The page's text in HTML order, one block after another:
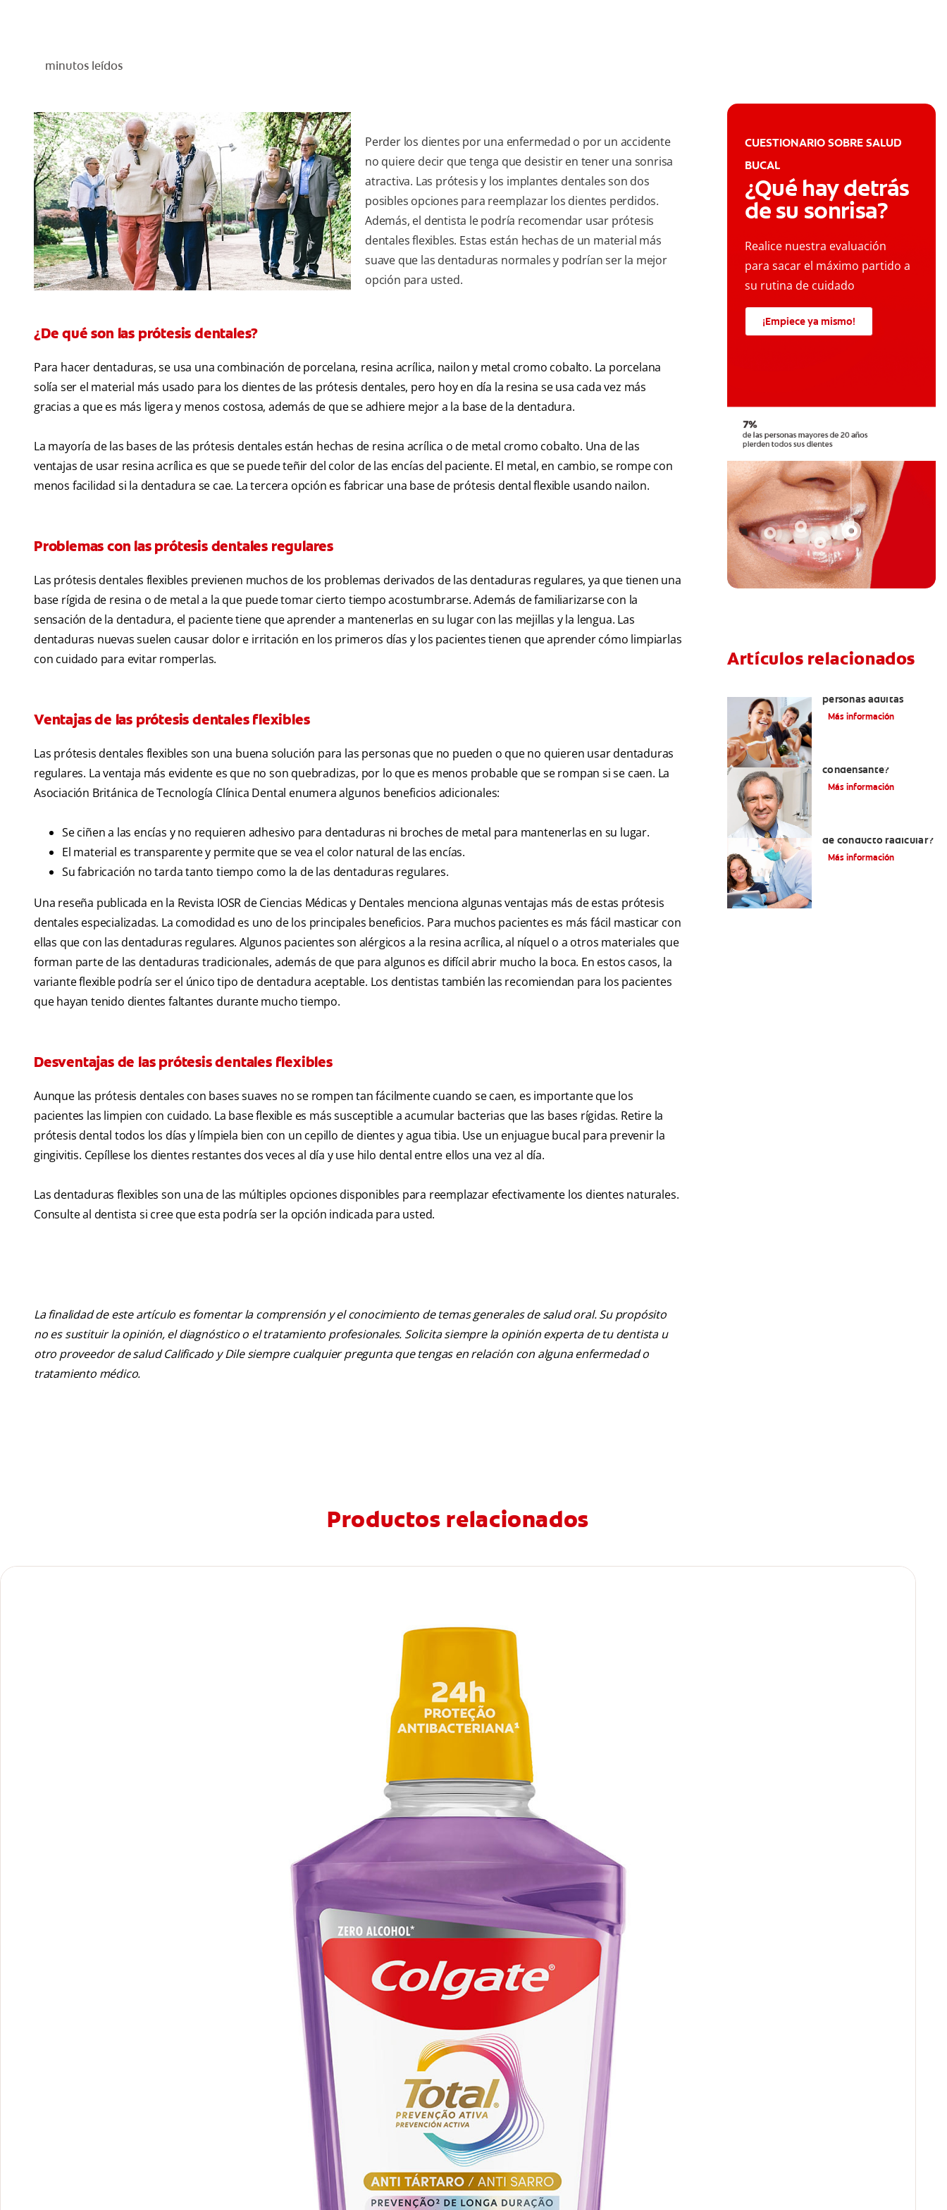
minutos leídos
Perder los dientes por una enfermedad o por un accidente
no quiere decir que tenga que desistir en tener una sonrisa
atractiva. Las prótesis y los implantes dentales son dos
posibles opciones para reemplazar los dientes perdidos.
Además, el dentista le podría recomendar usar prótesis
dentales flexibles. Estas están hechas de un material más
suave que las dentaduras normales y podrían ser la mejor
opción para usted.
¿De qué son las prótesis dentales?
Para hacer dentaduras, se usa una combinación de porcelana, resina acrílica, nailon y metal cromo cobalto. La porcelana
solía ser el material más usado para los dientes de las prótesis dentales, pero hoy en día la resina se usa cada vez más
gracias a que es más ligera y menos costosa, además de que se adhiere mejor a la base de la dentadura.
La mayoría de las bases de las prótesis dentales están hechas de resina acrílica o de metal cromo cobalto. Una de las
ventajas de usar resina acrílica es que se puede teñir del color de las encías del paciente. El metal, en cambio, se rompe con
menos facilidad si la dentadura se cae. La tercera opción es fabricar una base de prótesis dental flexible usando nailon.
Problemas con las prótesis dentales regulares
Las prótesis dentales flexibles previenen muchos de los problemas derivados de las dentaduras regulares, ya que tienen una
base rígida de resina o de metal a la que puede tomar cierto tiempo acostumbrarse. Además de familiarizarse con la
sensación de la dentadura, el paciente tiene que aprender a mantenerlas en su lugar con las mejillas y la lengua. Las
dentaduras nuevas suelen causar dolor e irritación en los primeros días y los pacientes tienen que aprender cómo limpiarlas
con cuidado para evitar romperlas.
Ventajas de las prótesis dentales flexibles
Las prótesis dentales flexibles son una buena solución para las personas que no pueden o que no quieren usar dentaduras
regulares. La ventaja más evidente es que no son quebradizas, por lo que es menos probable que se rompan si se caen. La
Asociación Británica de Tecnología Clínica Dental enumera algunos beneficios adicionales:
Se ciñen a las encías y no requieren adhesivo para dentaduras ni broches de metal para mantenerlas en su lugar.
El material es transparente y permite que se vea el color natural de las encías.
Su fabricación no tarda tanto tiempo como la de las dentaduras regulares.
Una reseña publicada en la Revista IOSR de Ciencias Médicas y Dentales menciona algunas ventajas más de estas prótesis
dentales especializadas. La comodidad es uno de los principales beneficios. Para muchos pacientes es más fácil masticar con
ellas que con las dentaduras regulares. Algunos pacientes son alérgicos a la resina acrílica, al níquel o a otros materiales que
forman parte de las dentaduras tradicionales, además de que para algunos es difícil abrir mucho la boca. En estos casos, la
variante flexible podría ser el único tipo de dentadura aceptable. Los dentistas también las recomiendan para los pacientes
que hayan tenido dientes faltantes durante mucho tiempo.
Desventajas de las prótesis dentales flexibles
Aunque las prótesis dentales con bases suaves no se rompen tan fácilmente cuando se caen, es importante que los
pacientes las limpien con cuidado. La base flexible es más susceptible a acumular bacterias que las bases rígidas. Retire la
prótesis dental todos los días y límpiela bien con un cepillo de dientes y agua tibia. Use un enjuague bucal para prevenir la
gingivitis. Cepíllese los dientes restantes dos veces al día y use hilo dental entre ellos una vez al día.
Las dentaduras flexibles son una de las múltiples opciones disponibles para reemplazar efectivamente los dientes naturales.
Consulte al dentista si cree que esta podría ser la opción indicada para usted.
La finalidad de este artículo es fomentar la comprensión y el conocimiento de temas generales de salud oral. Su propósito
no es sustituir la opinión, el diagnóstico o el tratamiento profesionales. Solicita siempre la opinión experta de tu dentista u
otro proveedor de salud Calificado y Dile siempre cualquier pregunta que tengas en relación con alguna enfermedad o
tratamiento médico.
CUESTIONARIO SOBRE SALUD
BUCAL
¿Qué hay detrás
de su sonrisa?
Realice nuestra evaluación
para sacar el máximo partido a
su rutina de cuidado
¡Empiece ya mismo!
Artículos relacionados
personas adultas
Más información
condensante?
Más información
de conducto radicular?
Más información
Productos relacionados